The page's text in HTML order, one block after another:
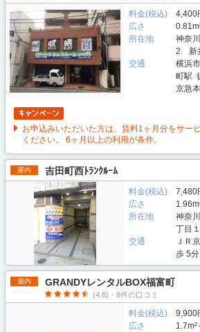
料金(税込)
4,400
広さ
所在地
神奈
2 新
交通
横浜
町駅
京急
お申込みいただいた方は、賃料1ヶ月分をサー
ください。 6ヶ月以上の利用が条件。
屋内 吉田町西ﾄﾗﾝｸﾙｰﾑ
料金(税込)
7,480
広さ
所在地
神奈
丁目
交通
ＪＲ
歩 5分
屋内 GRANDYレンタルBOX福富町
(4.8)・8件の口コミ
料金(税込)
9,900
広さ
1.7m²